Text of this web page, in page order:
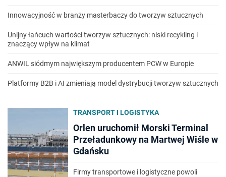
Innowacyjność w branży masterbaczy do tworzyw sztucznych
Unijny łańcuch wartości tworzyw sztucznych: niski recykling i
znaczący wpływ na klimat
ANWIL siódmym największym producentem PCW w Europie
Platformy B2B i AI zmieniają model dystrybucji tworzyw sztucznych
TRANSPORT I LOGISTYKA
Orlen uruchomił Morski Terminal
Przeładunkowy na Martwej Wiśle w
Gdańsku
Firmy transportowe i logistyczne powoli